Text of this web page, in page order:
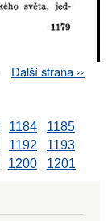
Next
Další strana ››
1184
1185
1192
1193
1200 1201